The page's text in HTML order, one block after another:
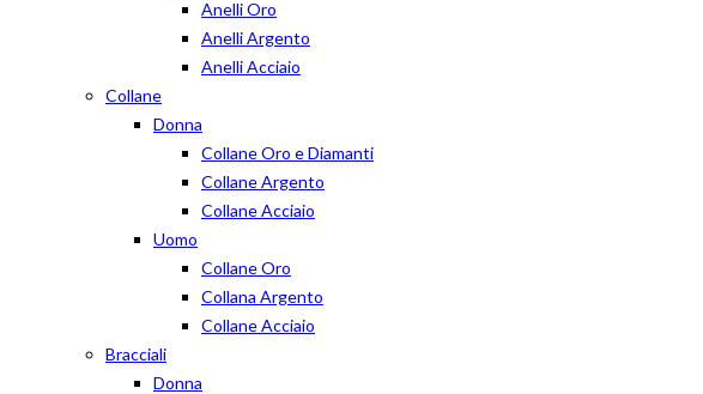
Anelli Oro
Anelli Argento
Anelli Acciaio
Collane
Donna
Collane Oro e Diamanti
Collane Argento
Collane Acciaio
Uomo
Collane Oro
Collana Argento
Collane Acciaio
Bracciali
Donna